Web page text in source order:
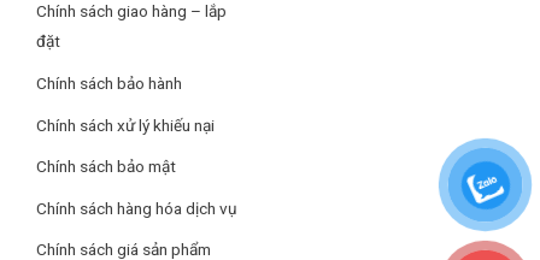
Bảng điều khiển cảm ứng
Máy hút mùi Richborn sử dụng bảng điều khiển cảm ứng chạm
Chính sách giao hàng – lắp
đặt
Chính sách bảo hành
Chính sách xử lý khiếu nại
Chính sách bảo mật
Chính sách hàng hóa dịch vụ
Chính sách giá sản phẩm